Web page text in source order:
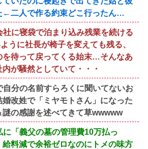
←二人で作る約束どこ行ったん…
社に寝袋で泊まり込み残業を続ける
うに社長が椅子を変えても残る、
を待って戻ってくる始末…そんなあ
が騒然としていて・・・
自分の名前すらろくに聞いてないお
改姓で「ミヤモトさん」になった
謎の感謝を述べてきて草wwwww
に「義父の墓の管理費10万払っ
料減で余裕ゼロなのにトメの味方